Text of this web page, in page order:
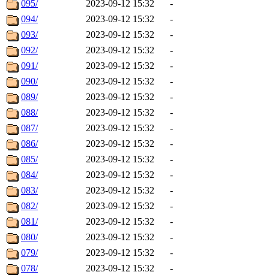
095/ 2023-09-12 15:32
-
094/
2023-09-12 15:32
-
093/
2023-09-12 15:32
-
092/
2023-09-12 15:32
-
091/
2023-09-12 15:32
-
090/
2023-09-12 15:32
-
089/
2023-09-12 15:32
-
088/
2023-09-12 15:32
-
087/
2023-09-12 15:32
-
086/
2023-09-12 15:32
-
085/
2023-09-12 15:32
-
084/
2023-09-12 15:32
-
083/
2023-09-12 15:32
-
082/
2023-09-12 15:32
-
081/
2023-09-12 15:32
-
080/
2023-09-12 15:32
-
079/
2023-09-12 15:32
-
078/
2023-09-12 15:32
-